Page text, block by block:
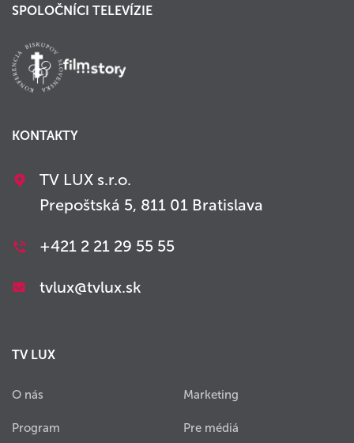
SPOLOČNÍCI TELEVÍZIE
KONTAKTY
TV LUX s.r.o.
Prepoštská 5, 811 01 Bratislava
+421 2 21 29 55 55
tvlux@tvlux.sk
TV LUX
O nás
Program
Marketing
Pre médiá